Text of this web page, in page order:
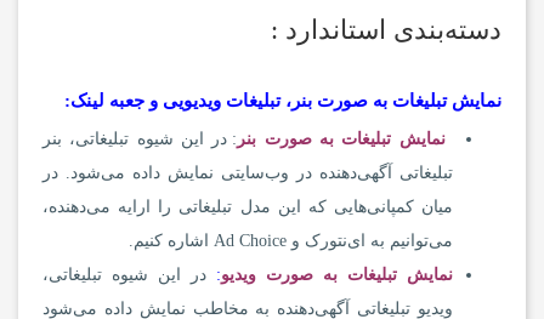
دسته‌بندی استاندارد :
نمایش تبلیغات به صورت بنر، تبلیغات ویدیویی و جعبه لینک:
نمایش تبلیغات به صورت بنر : در این شیوه تبلیغاتی، بنر
تبلیغاتی آگهی‌دهنده در وب‌سایتی نمایش داده می‌شود. در
میان کمپانی‌هایی که این مدل تبلیغاتی را ارایه می‌دهنده،
می‌توانیم به ای‌نتورک و Ad Choice اشاره کنیم.
نمایش تبلیغات به صورت ویدیو: در این شیوه تبلیغاتی،
ویدیو تبلیغاتی آگهی‌دهنده به مخاطب نمایش داده می‌شود